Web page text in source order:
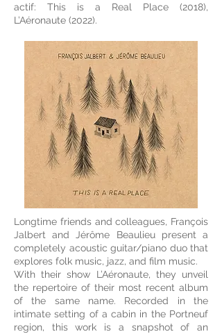
actif: This is a Real Place (2018),
L’Aéronaute (2022).
Longtime friends and colleagues, François
Jalbert and Jérôme Beaulieu present a
completely acoustic guitar/piano duo that
explores folk music, jazz, and film music.
With their show L’Aéronaute, they unveil
the repertoire of their most recent album
of the same name. Recorded in the
intimate setting of a cabin in the Portneuf
region, this work is a snapshot of an